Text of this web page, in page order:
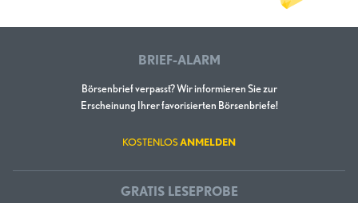
BRIEF-ALARM
Börsenbrief verpasst? Wir informieren Sie zur
Erscheinung Ihrer favorisierten Börsenbriefe!
KOSTENLOSANMELDEN
GRATIS LESEPROBE